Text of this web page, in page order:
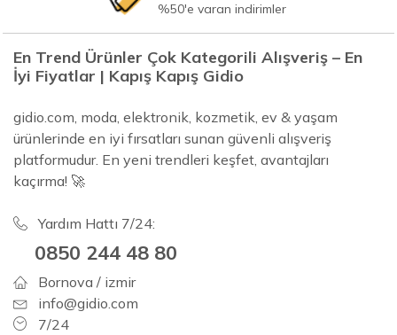
%50'e varan indirimler
En Trend Ürünler Çok Kategorili Alışveriş – En
İyi Fiyatlar | Kapış Kapış Gidio
gidio.com, moda, elektronik, kozmetik, ev & yaşam
ürünlerinde en iyi fırsatları sunan güvenli alışveriş
platformudur. En yeni trendleri keşfet, avantajları
kaçırma! 🚀
Yardım Hattı 7/24:
0850 244 48 80
Bornova / izmir
info@gidio.com
7/24